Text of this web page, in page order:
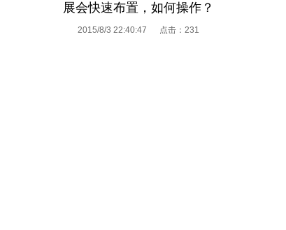
展会快速布置，如何操作？
2015/8/3 22:40:47 点击： 231